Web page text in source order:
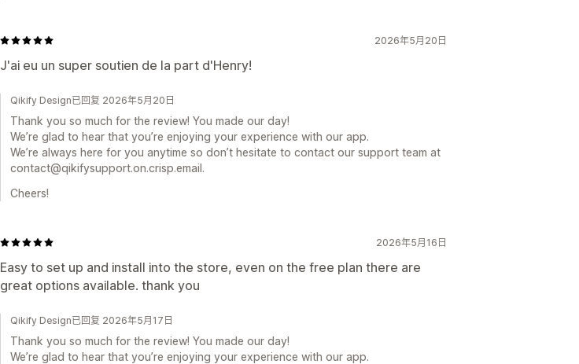
2026年5月20日
J'ai eu un super soutien de la part d'Henry!
Qikify Design已回复 2026年5月20日
Thank you so much for the review! You made our day!
We’re glad to hear that you’re enjoying your experience with our app.
We’re always here for you anytime so don’t hesitate to contact our support team at
contact@qikifysupport.on.crisp.email.
Cheers!
2026年5月16日
Easy to set up and install into the store, even on the free plan there are
great options available. thank you
Qikify Design已回复 2026年5月17日
Thank you so much for the review! You made our day!
We’re glad to hear that you’re enjoying your experience with our app.